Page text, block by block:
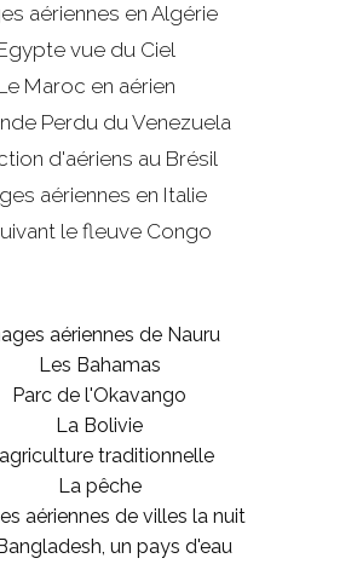
aériennes en Algérie
vue du Ciel
Maroc en aérien
Perdu du Venezuela
d'aériens au Brésil
aériennes en Italie
le fleuve Congo
aériennes de Nauru
Les Bahamas
Parc de l'Okavango
La Bolivie
traditionnelle
La pêche
aériennes de villes la nuit
un pays d'eau